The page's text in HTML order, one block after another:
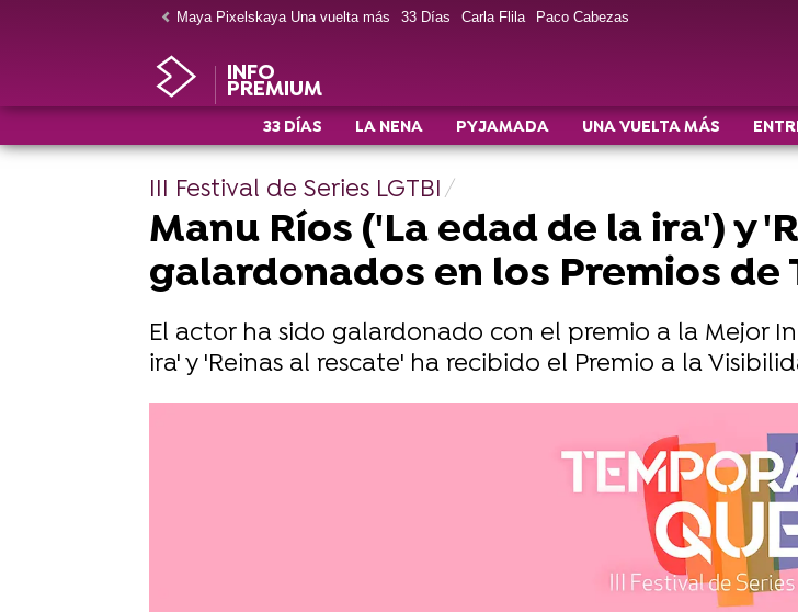
Maya Pixelskaya Una vuelta más 33 Días Carla Flila Paco Cabezas
INFO
PREMIUM
33 DÍAS LA NENA PYJAMADA UNA VUELTA MÁS
III Festival de Series LGTBI
Manu Ríos ('La edad de la ira') y
galardonados en los Premios de
El actor ha sido galardonado con el premio a la Mejor
ira' y 'Reinas al rescate' ha recibido el Premio a la